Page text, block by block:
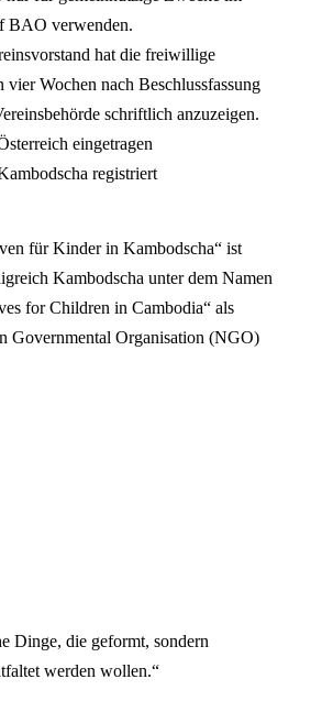
BAO verwenden.
hat die freiwillige
Wochen nach Beschlussfassung
schriftlich anzuzeigen.
eingetragen
registriert
für Kinder in Kambodscha“ ist
Kambodscha unter dem Namen
for Children in Cambodia“ als
Governmental Organisation (NGO)
Dinge, die geformt, sondern
werden wollen.“